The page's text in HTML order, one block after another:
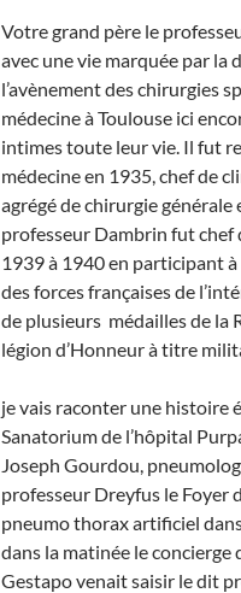
Votre grand père le
avec une vie marquée par la
l’avènement des chirurgies
médecine à Toulouse ici
intimes toute leur vie. Il fut
médecine en 1935, chef de
agrégé de chirurgie
professeur Dambrin fut chef
1939 à 1940 en participant à
des forces françaises de
de plusieurs médailles de la
légion d’Honneur à titre
je vais raconter une histoire
Sanatorium de l’hôpital
Joseph Gourdou,
professeur Dreyfus le Foyer
pneumo thorax artificiel
dans la matinée le concierge
Gestapo venait saisir le dit